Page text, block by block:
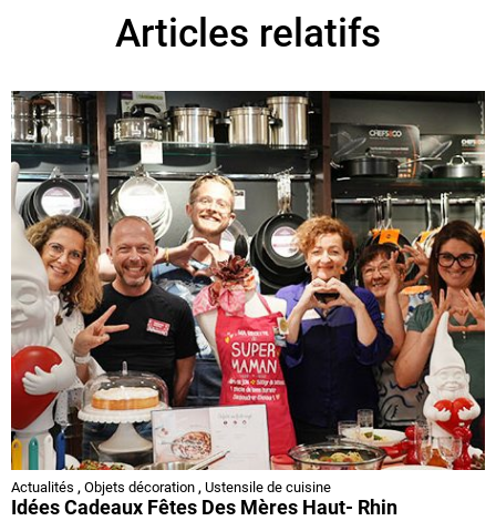
Articles relatifs
Actualités , Objets décoration , Ustensile de cuisine
Idées Cadeaux Fêtes Des Mères Haut- Rhin